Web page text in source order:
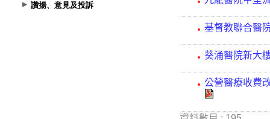
讚揚、意見及投訴